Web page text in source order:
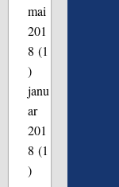
mai
201
8 (1
)
janu
ar
201
8 (1
)